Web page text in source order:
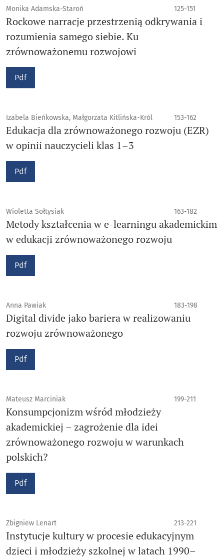
Monika Adamska-Staroń 125-151
Rockowe narracje przestrzenią odkrywania i
rozumienia samego siebie. Ku
zrównoważonemu rozwojowi
Pdf
Izabela Bieńkowska, Małgorzata Kitlińska-Król 153-162
Edukacja dla zrównoważonego rozwoju (EZR)
w opinii nauczycieli klas 1–3
Pdf
Wioletta Sołtysiak 163-182
Metody kształcenia w e-learningu akademickim
w edukacji zrównoważonego rozwoju
Pdf
Anna Pawiak 183-198
Digital divide jako bariera w realizowaniu
rozwoju zrównoważonego
Pdf
Mateusz Marciniak 199-211
Konsumpcjonizm wśród młodzieży
akademickiej – zagrożenie dla idei
zrównoważonego rozwoju w warunkach
polskich?
Pdf
Zbigniew Lenart 213-221
Instytucje kultury w procesie edukacyjnym
dzieci i młodzieży szkolnej w latach 1990–